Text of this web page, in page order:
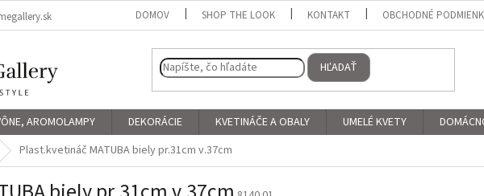
DOMOV SHOP THE LOOK KONTAKT OBCHODNÉ
HĽADAŤ
AROMOLAMPY DEKORÁCIE KVETINÁČE A OBALY UMELÉ KVETY
Plast.kvetináč MATUBA biely pr.31cm v.37cm